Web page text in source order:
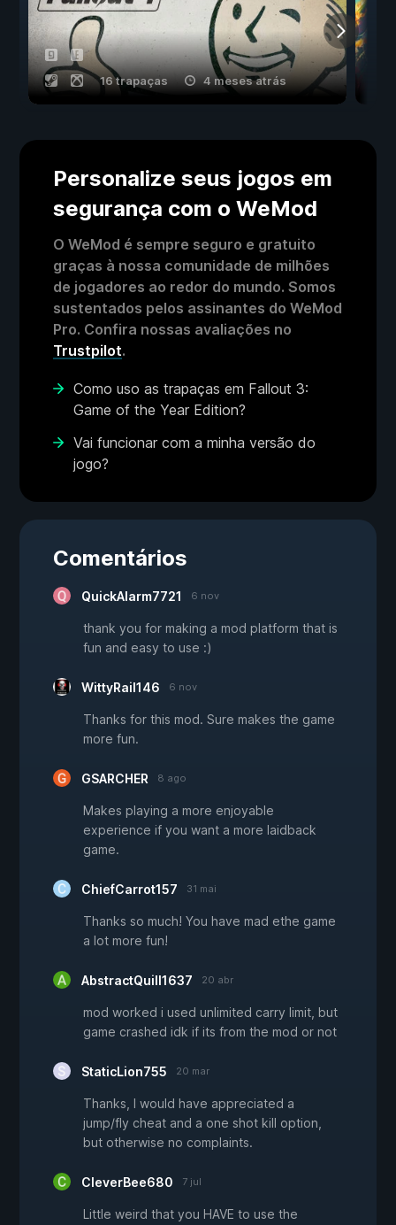
16 trapaças 4 meses atrás
Personalize seus jogos em
segurança com o WeMod
O WeMod é sempre seguro e gratuito
graças à nossa comunidade de milhões
de jogadores ao redor do mundo. Somos
sustentados pelos assinantes do WeMod
Pro. Confira nossas avaliações no
Trustpilot.
Como uso as trapaças em Fallout 3:
Game of the Year Edition?
Vai funcionar com a minha versão do
jogo?
Comentários
QuickAlarm7721 6 nov
thank you for making a mod platform that is
fun and easy to use :)
WittyRail146 6 nov
Thanks for this mod. Sure makes the game
more fun.
GSARCHER 8 ago
Makes playing a more enjoyable
experience if you want a more laidback
game.
ChiefCarrot157 31 mai
Thanks so much! You have mad ethe game
a lot more fun!
AbstractQuill1637 20 abr
mod worked i used unlimited carry limit, but
game crashed idk if its from the mod or not
StaticLion755 20 mar
Thanks, I would have appreciated a
jump/fly cheat and a one shot kill option,
but otherwise no complaints.
CleverBee680 7 jul
Little weird that you HAVE to use the